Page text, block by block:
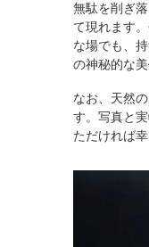
無駄を削ぎ
て現れます
な場でも、
の神秘的な
なお、天然
す。写真と
ただければ幸